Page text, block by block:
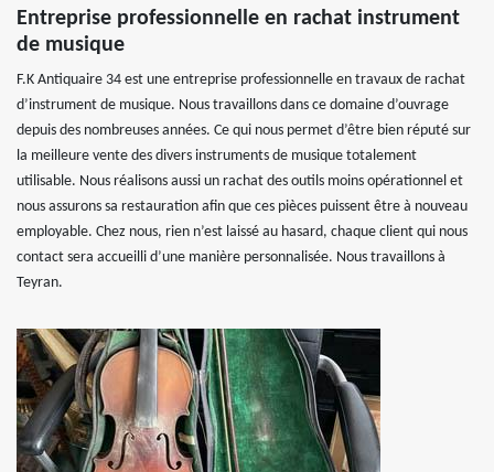
Entreprise professionnelle en rachat instrument
de musique
F.K Antiquaire 34 est une entreprise professionnelle en travaux de rachat
d’instrument de musique. Nous travaillons dans ce domaine d’ouvrage
depuis des nombreuses années. Ce qui nous permet d’être bien réputé sur
la meilleure vente des divers instruments de musique totalement
utilisable. Nous réalisons aussi un rachat des outils moins opérationnel et
nous assurons sa restauration afin que ces pièces puissent être à nouveau
employable. Chez nous, rien n’est laissé au hasard, chaque client qui nous
contact sera accueilli d’une manière personnalisée. Nous travaillons à
Teyran.